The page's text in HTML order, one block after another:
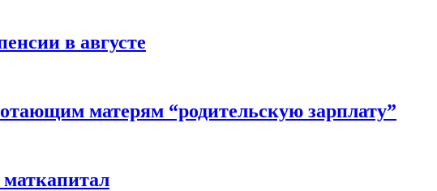
в августе
матерям “родительскую зарплату”